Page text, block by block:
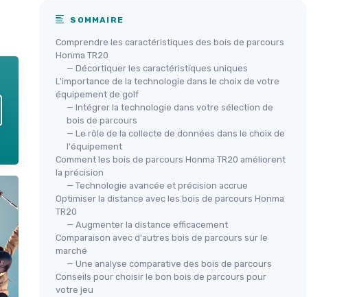
SOMMAIRE
Comprendre les caractéristiques des bois de parcours
Honma TR20
— Décortiquer les caractéristiques uniques
L'importance de la technologie dans le choix de votre
équipement de golf
— Intégrer la technologie dans votre sélection de
bois de parcours
— Le rôle de la collecte de données dans le choix de
l'équipement
Comment les bois de parcours Honma TR20 améliorent
la précision
— Technologie avancée et précision accrue
Optimiser la distance avec les bois de parcours Honma
TR20
— Augmenter la distance efficacement
Comparaison avec d'autres bois de parcours sur le
marché
— Une analyse comparative des bois de parcours
Conseils pour choisir le bon bois de parcours pour
votre jeu